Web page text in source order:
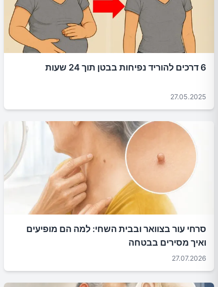
6 דרכים להוריד נפיחות בבטן תוך 24 שעות
27.05.2025
סרחי עור בצוואר ובבית השחי: למה הם מופיעים
ואיך מסירים בבטחה
27.07.2026